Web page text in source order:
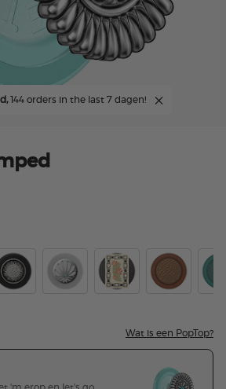
144 orders in the last 7 dagen!
Wat is een PopTop?